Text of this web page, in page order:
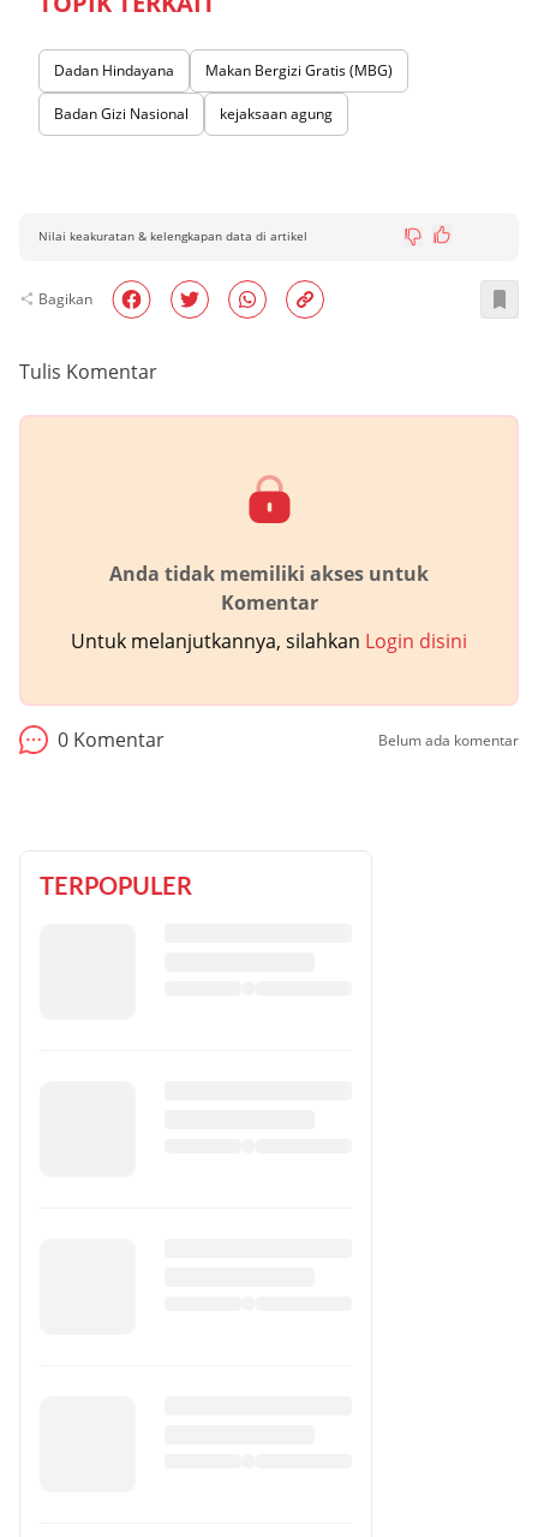
Dadan Hindayana Makan Bergizi Gratis (MBG)
Badan Gizi Nasional kejaksaan agung
Nilai keakuratan & kelengkapan data di artikel
Bagikan
Tulis Komentar
Anda tidak memiliki akses untuk
Komentar
Untuk melanjutkannya, silahkan Login disini
0 Komentar Belum ada komentar
TERPOPULER